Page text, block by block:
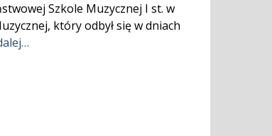
Szkole Muzycznej I st. w
który odbył się w dniach